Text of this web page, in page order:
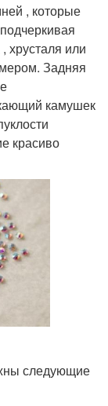
, которые
хрусталя или
Задняя
камушек
красиво
следующие